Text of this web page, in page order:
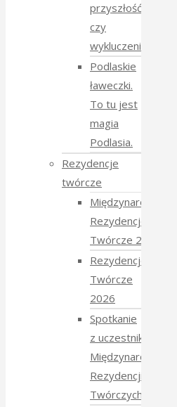
przyszłość
czy
wykluczenie?
Podlaskie
ławeczki.
To tu jest
magia
Podlasia.
Rezydencje
twórcze
Międzynarodowe
Rezydencje
Twórcze 2026
Rezydencje
Twórcze
2026
Spotkanie
z uczestnikami
Międzynarodowych
Rezydencji
Twórczych 2026